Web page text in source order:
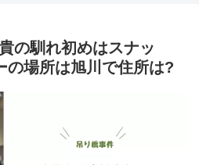
の馴れ初めはスナッ
の場所は旭川で住所は?